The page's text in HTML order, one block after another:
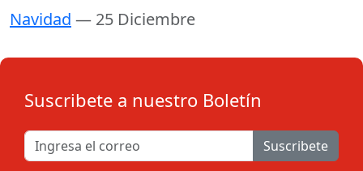
Navidad — 25 Diciembre
Suscribete a nuestro Boletín
Suscribete